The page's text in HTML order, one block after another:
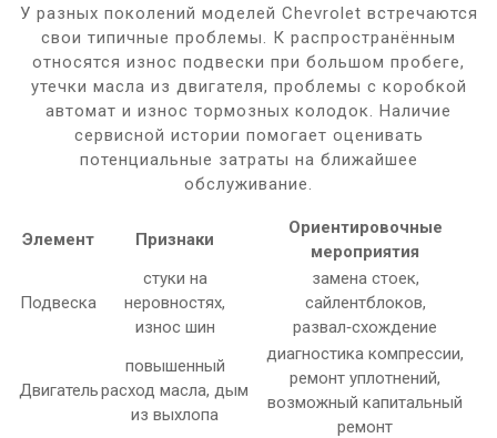
У разных поколений моделей Chevrolet встречаются
свои типичные проблемы. К распространённым
относятся износ подвески при большом пробеге,
утечки масла из двигателя, проблемы с коробкой
автомат и износ тормозных колодок. Наличие
сервисной истории помогает оценивать
потенциальные затраты на ближайшее
обслуживание.
Элемент Признаки
Ориентировочные
мероприятия
Подвеска
стуки на
неровностях,
износ шин
замена стоек,
сайлентблоков,
развал‑схождение
Двигатель
повышенный
расход масла, дым
из выхлопа
диагностика компрессии,
ремонт уплотнений,
возможный капитальный
ремонт